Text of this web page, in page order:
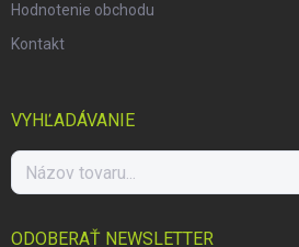
Hodnotenie obchodu
Kontakt
VYHĽADÁVANIE
ODOBERAŤ NEWSLETTER